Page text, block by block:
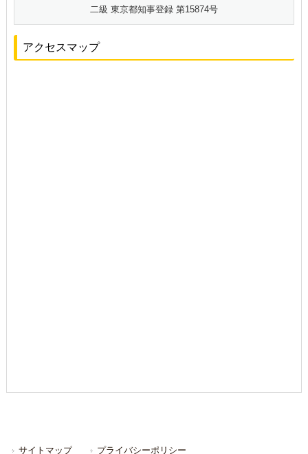
二級 東京都知事登録 第15874号
アクセスマップ
サイトマップ プライバシーポリシー